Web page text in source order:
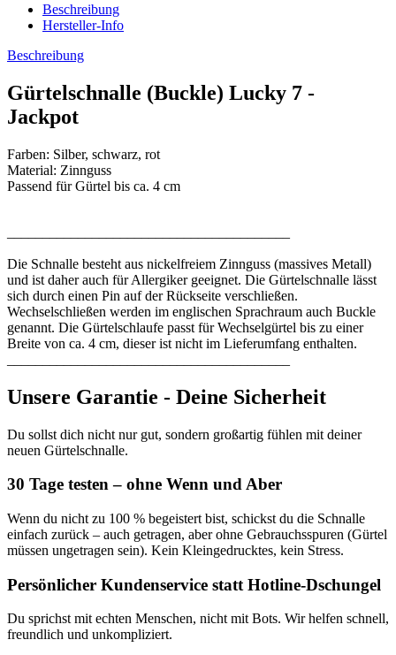
Beschreibung
Hersteller-Info
Beschreibung
Gürtelschnalle (Buckle) Lucky 7 -
Jackpot
Farben: Silber, schwarz, rot
Material: Zinnguss
Passend für Gürtel bis ca. 4 cm
Die Schnalle besteht aus nickelfreiem Zinnguss (massives Metall)
und ist daher auch für Allergiker geeignet. Die Gürtelschnalle lässt
sich durch einen Pin auf der Rückseite verschließen.
Wechselschließen werden im englischen Sprachraum auch Buckle
genannt. Die Gürtelschlaufe passt für Wechselgürtel bis zu einer
Breite von ca. 4 cm, dieser ist nicht im Lieferumfang enthalten.
Unsere Garantie - Deine Sicherheit
Du sollst dich nicht nur gut, sondern großartig fühlen mit deiner
neuen Gürtelschnalle.
30 Tage testen – ohne Wenn und Aber
Wenn du nicht zu 100 % begeistert bist, schickst du die Schnalle
einfach zurück – auch getragen, aber ohne Gebrauchsspuren (Gürtel
müssen ungetragen sein). Kein Kleingedrucktes, kein Stress.
Persönlicher Kundenservice statt Hotline-Dschungel
Du sprichst mit echten Menschen, nicht mit Bots. Wir helfen schnell,
freundlich und unkompliziert.